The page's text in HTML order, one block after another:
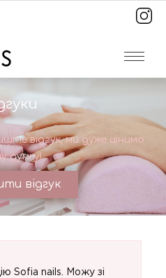
відгук, ми дуже цінимо
думку!
відгук
Sofia nails. Можу зі